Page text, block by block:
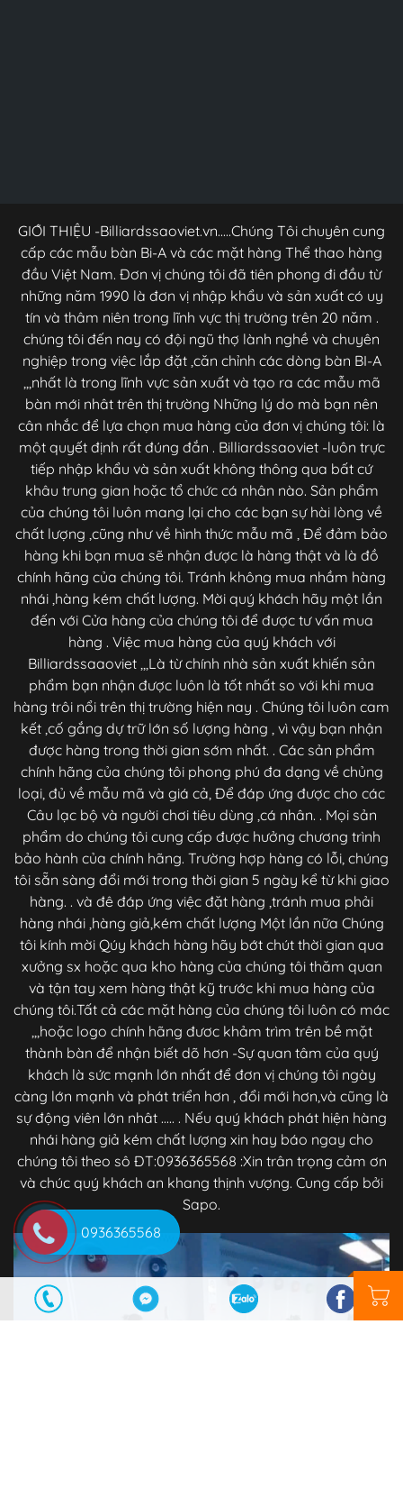
GIỚI THIỆU -Billiardssaoviet.vn.....Chúng Tôi chuyên cung
cấp các mẫu bàn Bi-A và các mặt hàng Thể thao hàng
đầu Việt Nam. Đơn vị chúng tôi đã tiên phong đi đầu từ
những năm 1990 là đơn vị nhập khẩu và sản xuất có uy
tín và thâm niên trong lĩnh vực thị trường trên 20 năm .
chúng tôi đến nay có đội ngũ thợ lành nghề và chuyên
nghiệp trong việc lắp đặt ,căn chỉnh các dòng bàn BI-A
,,,nhất là trong lĩnh vực sản xuất và tạo ra các mẫu mã
bàn mới nhât trên thị trường Những lý do mà bạn nên
cân nhắc để lựa chọn mua hàng của đơn vị chúng tôi: là
một quyết định rất đúng đắn . Billiardssaoviet -luôn trực
tiếp nhập khẩu và sản xuất không thông qua bất cứ
khâu trung gian hoặc tổ chức cá nhân nào. Sản phẩm
của chúng tôi luôn mang lại cho các bạn sự hài lòng về
chất lượng ,cũng như về hình thức mẫu mã , Để đảm bảo
hàng khi bạn mua sẽ nhận được là hàng thật và là đồ
chính hãng của chúng tôi. Tránh không mua nhầm hàng
nhái ,hàng kém chất lượng. Mời quý khách hãy một lần
đến với Cửa hàng của chúng tôi để được tư vấn mua
hàng . Việc mua hàng của quý khách với
Billiardssaaoviet ,,,Là từ chính nhà sản xuất khiến sản
phẩm bạn nhận được luôn là tốt nhất so với khi mua
hàng trôi nổi trên thị trường hiện nay . Chúng tôi luôn cam
kết ,cố gắng dự trữ lớn số lượng hàng , vì vậy bạn nhận
được hàng trong thời gian sớm nhất. . Các sản phẩm
chính hãng của chúng tôi phong phú đa dạng về chủng
loại, đủ về mẫu mã và giá cả, Để đáp ứng được cho các
Câu lạc bộ và người chơi tiêu dùng ,cá nhân. . Mọi sản
phẩm do chúng tôi cung cấp được hưởng chương trình
bảo hành của chính hãng. Trường hợp hàng có lỗi, chúng
tôi sẵn sàng đổi mới trong thời gian 5 ngày kể từ khi giao
hàng. . và đê đáp ứng việc đặt hàng ,tránh mua phải
hàng nhái ,hàng giả,kém chất lượng Một lần nữa Chúng
tôi kính mời Qúy khách hàng hãy bớt chút thời gian qua
xưởng sx hoặc qua kho hàng của chúng tôi thăm quan
và tận tay xem hàng thật kỹ trước khi mua hàng của
chúng tôi.Tất cả các mặt hàng của chúng tôi luôn có mác
,,,hoặc logo chính hãng đươc khảm trìm trên bề mặt
thành bàn để nhận biết dõ hơn -Sự quan tâm của quý
khách là sức mạnh lớn nhất để đơn vị chúng tôi ngày
càng lớn mạnh và phát triển hơn , đổi mới hơn,và cũng là
sự động viên lớn nhât ..... . Nếu quý khách phát hiện hàng
nhái hàng giả kém chất lượng xin hay báo ngay cho
chúng tôi theo sô ĐT:0936365568 :Xin trân trọng cảm ơn
và chúc quý khách an khang thịnh vượng. Cung cấp bởi
Sapo.
0936365568